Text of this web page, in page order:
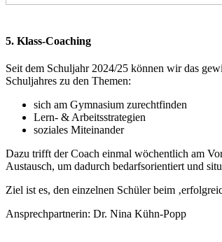
5. Klass-Coaching
Seit dem Schuljahr 2024/25 können wir das
Schuljahres zu den Themen:
sich am Gymnasium zurechtfinden
Lern- & Arbeitsstrategien
soziales Miteinander
Dazu trifft der Coach einmal wöchentlich am
Austausch, um dadurch bedarfsorientiert und
Ziel ist es, den einzelnen Schüler beim
Ansprechpartnerin: Dr. Nina Kühn-Popp